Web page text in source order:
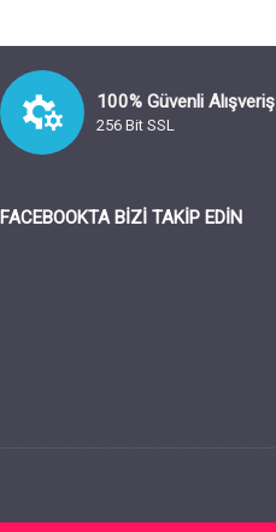
100% Güvenli Alışveriş
256 Bit SSL
FACEBOOKTA BIZI TAKIP EDIN